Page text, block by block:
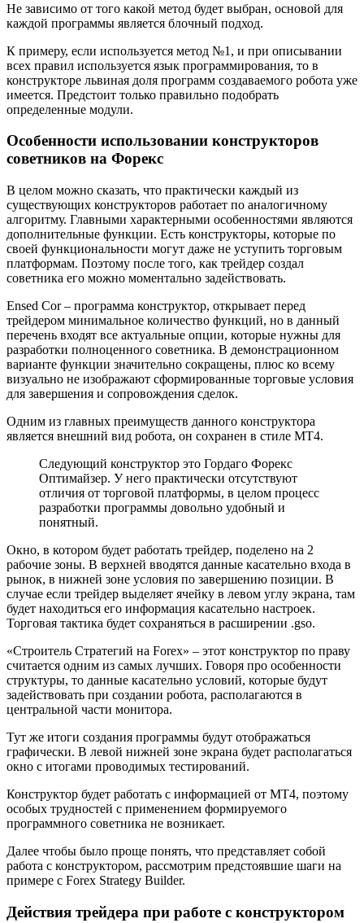
Не зависимо от того какой метод будет выбран, основой для
каждой программы является блочный подход.
К примеру, если используется метод №1, и при описывании
всех правил используется язык программирования, то в
конструкторе львиная доля программ создаваемого робота уже
имеется. Предстоит только правильно подобрать
определенные модули.
Особенности использовании конструкторов
советников на Форекс
В целом можно сказать, что практически каждый из
существующих конструкторов работает по аналогичному
алгоритму. Главными характерными особенностями являются
дополнительные функции. Есть конструкторы, которые по
своей функциональности могут даже не уступить торговым
платформам. Поэтому после того, как трейдер создал
советника его можно моментально задействовать.
Ensed Cor – программа конструктор, открывает перед
трейдером минимальное количество функций, но в данный
перечень входят все актуальные опции, которые нужны для
разработки полноценного советника. В демонстрационном
варианте функции значительно сокращены, плюс ко всему
визуально не изображают сформированные торговые условия
для завершения и сопровождения сделок.
Одним из главных преимуществ данного конструктора
является внешний вид робота, он сохранен в стиле МТ4.
Следующий конструктор это Гордаго Форекс
Оптимайзер. У него практически отсутствуют
отличия от торговой платформы, в целом процесс
разработки программы довольно удобный и
понятный.
Окно, в котором будет работать трейдер, поделено на 2
рабочие зоны. В верхней вводятся данные касательно входа в
рынок, в нижней зоне условия по завершению позиции. В
случае если трейдер выделяет ячейку в левом углу экрана, там
будет находиться его информация касательно настроек.
Торговая тактика будет сохраняться в расширении .gso.
«Строитель Стратегий на Forex» – этот конструктор по праву
считается одним из самых лучших. Говоря про особенности
структуры, то данные касательно условий, которые будут
задействовать при создании робота, располагаются в
центральной части монитора.
Тут же итоги создания программы будут отображаться
графически. В левой нижней зоне экрана будет располагаться
окно с итогами проводимых тестирований.
Конструктор будет работать с информацией от МТ4, поэтому
особых трудностей с применением формируемого
программного советника не возникает.
Далее чтобы было проще понять, что представляет собой
работа с конструктором, рассмотрим предстоявшие шаги на
примере с Forex Strategy Builder.
Действия трейдера при работе с конструктором